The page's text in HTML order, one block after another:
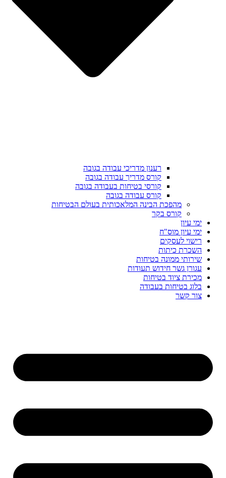
רענון מדריכי עבודה בגובה
קורס מדריך עבודה בגובה
קורסי בטיחות בעבודה בגובה
קורס עבודה בגובה
מהפכת הבינה המלאכותית בעולם הבטיחות
קורס בקר
ימי עיון
ימי עיון מוס"ח
רישוי לעסקים
השכרת כיתות
שירותי ממונה בטיחות
עגורן גשר חידוש תעודות
מכירת ציוד בטיחות
בלוג בטיחות בעבודה
צור קשר